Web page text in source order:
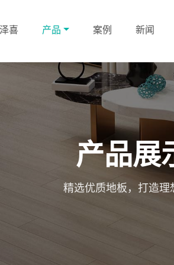
泽喜 产品 案例 新闻
产品展
精选优质地板，打造理